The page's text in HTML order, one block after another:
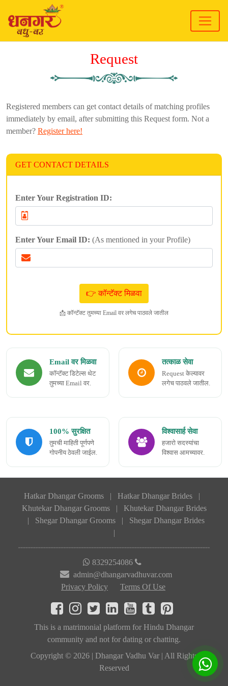
Request
Registered members can get contact details of matching profiles
immediately by email, after submitting this Request form. Not a
member? Register here!
GET CONTACT DETAILS
Enter Your Registration ID:
Enter Your Email ID: (As mentioned in your Profile)
📩 कॉन्टॅक्ट तुमच्या Email वर लगेच पाठवले जातील
Email वर मिळवा
कॉन्टॅक्ट डिटेल्स थेट
तुमच्या Email वर.
तत्काळ सेवा
Request केल्यावर
लगेच पाठवले जातील.
100% सुरक्षित
तुमची माहिती पूर्णपणे
गोपनीय ठेवली जाईल.
विश्वासार्ह सेवा
हजारो सदस्यांचा
विश्वास आमच्यावर.
Hatkar Dhangar Grooms | Hatkar Dhangar Brides
|
Khutekar Dhangar Grooms
|
Khutekar Dhangar Brides
|
Shegar Dhangar Grooms |
Shegar Dhangar Brides
|
8329254086
admin@dhangarvadhuvar.com
Privacy Policy
Terms Of Use
This is a matrimonial platform for Hindu Dhangar
community and not for dating or chatting.
Copyright © 2026 | Dhangar Vadhu Var | All Rights
Reserved